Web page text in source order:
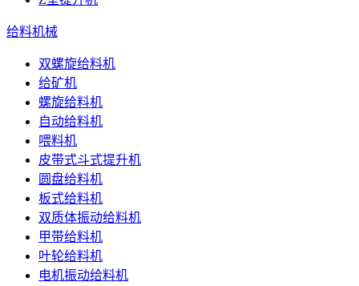
给料机械
双螺旋给料机
给矿机
螺旋给料机
自动给料机
喂料机
皮带式斗式提升机
圆盘给料机
板式给料机
双质体振动给料机
甲带给料机
叶轮给料机
电机振动给料机